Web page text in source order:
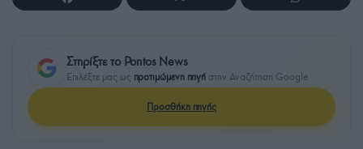
Στηρίξτε το Pontos News
Επιλέξτε μας ως προτιμώμενη πηγή στην Αναζήτηση Google
Προσθήκη πηγής